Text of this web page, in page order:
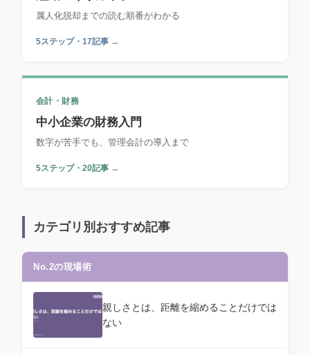
属人化脱却までの読む順番がわかる
5ステップ・17記事 →
会計・財務
中小企業の財務入門
数字が苦手でも、管理会計の導入まで
5ステップ・20記事 →
カテゴリ別おすすめ記事
No.2の現場術
親しさとは、距離を縮めることだけでは
ない